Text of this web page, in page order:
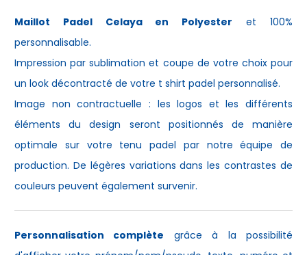
Maillot Padel Celaya en Polyester et 100%
personnalisable.
Impression par sublimation et coupe de votre choix pour
un look décontracté de votre t shirt padel personnalisé.
Image non contractuelle : les logos et les différents
éléments du design seront positionnés de manière
optimale sur votre tenu padel par notre équipe de
production. De légères variations dans les contrastes de
couleurs peuvent également survenir.
Personnalisation complète grâce à la possibilité